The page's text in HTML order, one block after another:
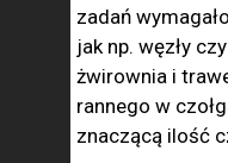
zadań
jak np. węzły
żwirownia i
rannego w
znaczącą ilość